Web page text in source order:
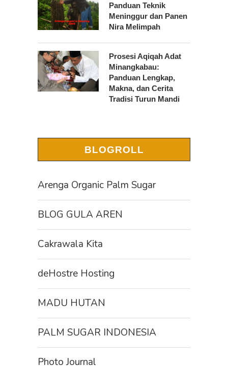
Panduan Teknik
Meninggur dan Panen
Nira Melimpah
Prosesi Aqiqah Adat
Minangkabau:
Panduan Lengkap,
Makna, dan Cerita
Tradisi Turun Mandi
BLOGROLL
Arenga Organic Palm Sugar
BLOG GULA AREN
Cakrawala Kita
deHostre Hosting
MADU HUTAN
PALM SUGAR INDONESIA
Photo Journal